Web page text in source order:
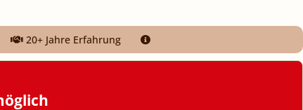
20+ Jahre Erfahrung